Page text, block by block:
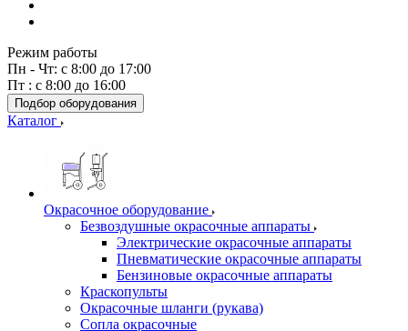
Режим работы
Пн - Чт: с 8:00 до 17:00
Пт : с 8:00 до 16:00
Подбор оборудования
Каталог
Окрасочное оборудование
Безвоздушные окрасочные аппараты
Электрические окрасочные аппараты
Пневматические окрасочные аппараты
Бензиновые окрасочные аппараты
Краскопульты
Окрасочные шланги (рукава)
Сопла окрасочные